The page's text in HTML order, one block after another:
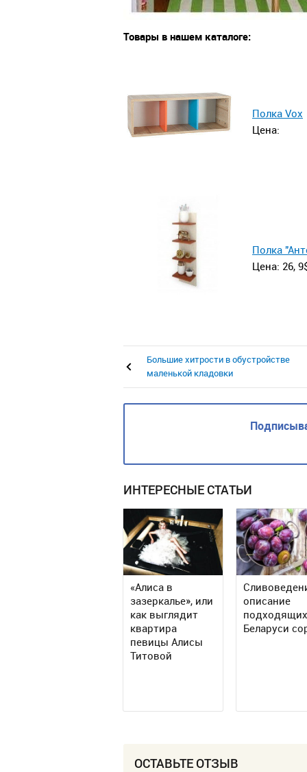
Товары в нашем каталоге:
Полка Vox
Цена:
Полка
Цена: 26,
Большие хитрости в обустройстве
маленькой кладовки
ИНТЕРЕСНЫЕ СТАТЬИ
«Алиса в
зазеркалье», или
как выглядит
квартира
певицы Алисы
Титовой
описание
Беларуси
ОСТАВЬТЕ ОТЗЫВ